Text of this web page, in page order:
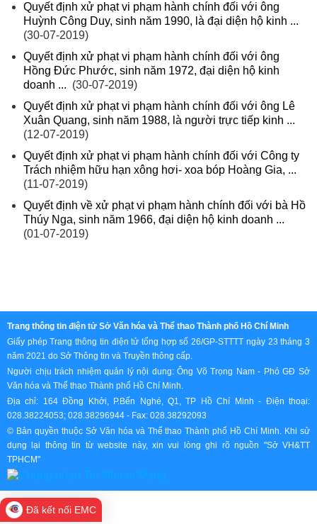
Quyết định xử phạt vi phạm hành chính đối với ông
Huỳnh Công Duy, sinh năm 1990, là đại diện hộ kinh ...
(30-07-2019)
Quyết định xử phạt vi phạm hành chính đối với ông
Hồng Đức Phước, sinh năm 1972, đại diện hộ kinh
doanh ... (30-07-2019)
Quyết định xử phạt vi phạm hành chính đối với ông Lê
Xuân Quang, sinh năm 1988, là người trực tiếp kinh ...
(12-07-2019)
Quyết định xử phạt vi phạm hành chính đối với Công ty
Trách nhiệm hữu hạn xông hơi- xoa bóp Hoàng Gia, ...
(11-07-2019)
Quyết định về xử phạt vi phạm hành chính đối với bà Hồ
Thúy Nga, sinh năm 1966, đại diện hộ kinh doanh ...
(01-07-2019)
Trang thông tin điện tử Sở Văn hóa và Thể thao Thành phố Hồ Chí Minh
Giấy phép Trang thông tin điện tử tổng hợp số 26/GP-STTTT ngày 23 tháng 3
năm 2021 do Sở Thông tin và Truyền thông cấp.
Người chịu trách nhiệm quản lý nội dung: Ông Võ Trọng Nam - Phó GĐ Sở
Văn hóa và Thể thao Thành phố Hồ Chí Minh.
Địa chỉ: 164 Đồng Khởi, P.Bến Nghé, Q1, TP Hồ Chí Minh - Điện thoại:
028.38224053; 028.38296944 - Fax: 028.38292093
© Bản quyền thuộc Sở Văn hóa và Thể thao Thành phố Hồ Chí Minh. Khi sử
dụng lại thông tin từ website này, xin vui lòng ghi rõ nguồn "Sở VH&TT
TPHCM"
Đã kết nối EMC